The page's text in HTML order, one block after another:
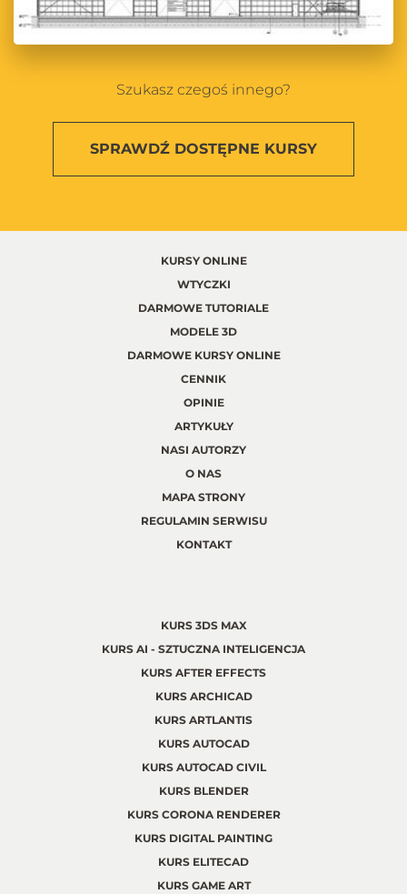
Szukasz czegoś innego?
SPRAWDŹ DOSTĘPNE KURSY
KURSY ONLINE
WTYCZKI
DARMOWE TUTORIALE
MODELE 3D
DARMOWE KURSY ONLINE
CENNIK
OPINIE
ARTYKUŁY
NASI AUTORZY
O NAS
MAPA STRONY
REGULAMIN SERWISU
KONTAKT
KURS 3DS MAX
KURS AI - SZTUCZNA INTELIGENCJA
KURS AFTER EFFECTS
KURS ARCHICAD
KURS ARTLANTIS
KURS AUTOCAD
KURS AUTOCAD CIVIL
KURS BLENDER
KURS CORONA RENDERER
KURS DIGITAL PAINTING
KURS ELITECAD
KURS GAME ART